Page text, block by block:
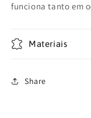
funciona tanto em
Materiais
Share